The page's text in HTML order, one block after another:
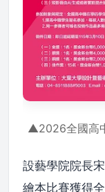
▲2026全國高
設藝學院院長
繪本比賽獲得